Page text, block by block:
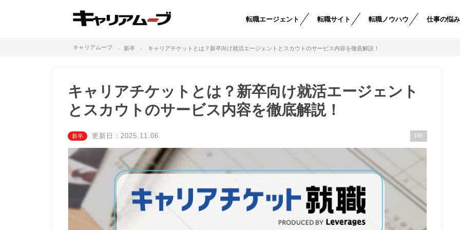
転職エージェント 転職サイト 転職ノウハウ 仕事の悩み
キャリアムーブ 新卒 キャリアチケットとは？新卒向け就活エージェントとスカウトのサービス内容を徹底解説！
キャリアチケットとは？新卒向け就活エージェント
とスカウトのサービス内容を徹底解説！
新卒 更新日：2025.11.06 PR